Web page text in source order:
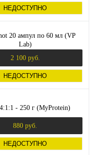
НЕДОСТУПНО
20 ампул по 60 мл (VP
Lab)
2 100 руб.
НЕДОСТУПНО
- 250 г (MyProtein)
880 руб.
НЕДОСТУПНО